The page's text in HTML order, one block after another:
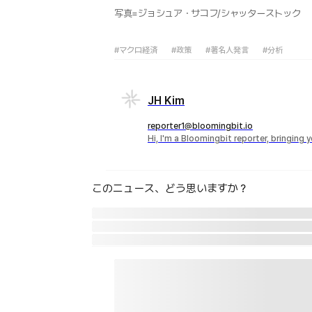
写真=ジョシュア・サコフ/シャッターストック
#マクロ経済 #政策 #著名人発言 #分析
JH Kim
reporter1@bloomingbit.io
Hi, I'm a Bloomingbit reporter, bringing
このニュース、どう思いますか？